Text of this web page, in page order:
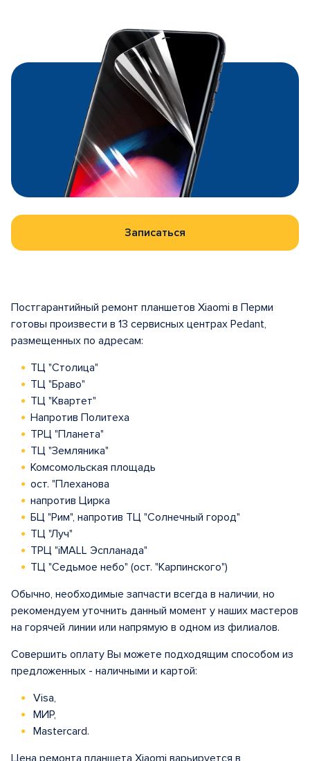
Записаться
Постгарантийный ремонт планшетов Xiaomi в Перми
готовы произвести в 13 сервисных центрах Pedant,
размещенных по адресам:
ТЦ "Столица"
ТЦ "Браво"
ТЦ "Квартет"
Напротив Политеха
ТРЦ "Планета"
ТЦ "Земляника"
Комсомольская площадь
ост. "Плеханова
напротив Цирка
БЦ "Рим", напротив ТЦ "Солнечный город"
ТЦ "Луч"
ТРЦ "iMALL Эспланада"
ТЦ "Седьмое небо" (ост. "Карпинского")
Обычно, необходимые запчасти всегда в наличии, но
рекомендуем уточнить данный момент у наших мастеров
на горячей линии или напрямую в одном из филиалов.
Совершить оплату Вы можете подходящим способом из
предложенных - наличными и картой:
Visa,
МИР,
Mastercard.
Цена ремонта планшета Xiaomi варьируется в